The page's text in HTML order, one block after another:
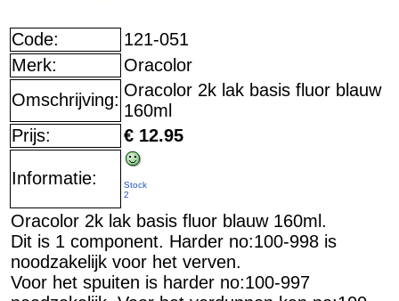
Code:
121-051
Merk:
Oracolor
Omschrijving: Oracolor 2k lak basis fluor blauw
160ml
Prijs:
€ 12.95
Informatie:
Stock
2
Oracolor 2k lak basis fluor blauw 160ml.
Dit is 1 component. Harder no:100-998 is
noodzakelijk voor het verven.
Voor het spuiten is harder no:100-997